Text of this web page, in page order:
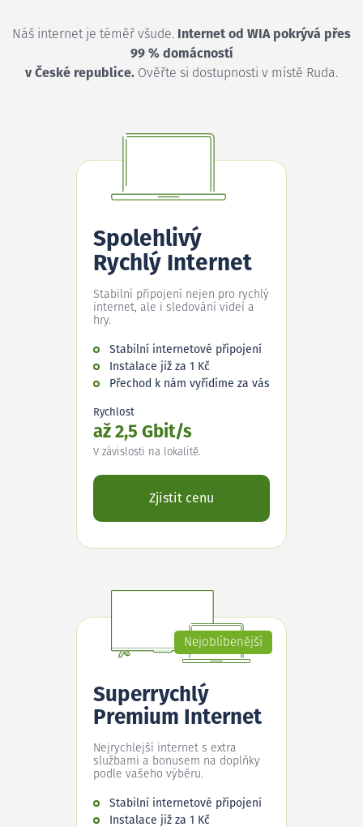
Náš internet je téměř všude. Internet od WIA pokrývá přes
99 % domácností
v České republice. Ověřte si dostupnosti v místě Ruda.
Spolehlivý
Rychlý Internet
Stabilní připojení nejen pro rychlý
internet, ale i sledování videí a
hry.
Stabilní internetové připojení
Instalace již za 1 Kč
Přechod k nám vyřídíme za vás
Rychlost
až 2,5 Gbit/s
V závislosti na lokalitě.
Zjistit cenu
Nejoblíbenější
Superrychlý
Premium Internet
Nejrychlejší internet s extra
službami a bonusem na doplňky
podle vašeho výběru.
Stabilní internetové připojení
Instalace již za 1 Kč